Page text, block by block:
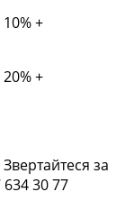
+
+
за
30 77